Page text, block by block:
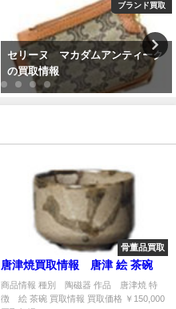
ブランド買取
セリーヌ マカダムアンティーク
の買取情報
骨董品買取
唐津焼買取情報 唐津 絵 茶碗
商品情報 種別 陶磁器 作品 唐津焼 特
徴 絵 茶碗 買取情報 買取価格 ￥150,000